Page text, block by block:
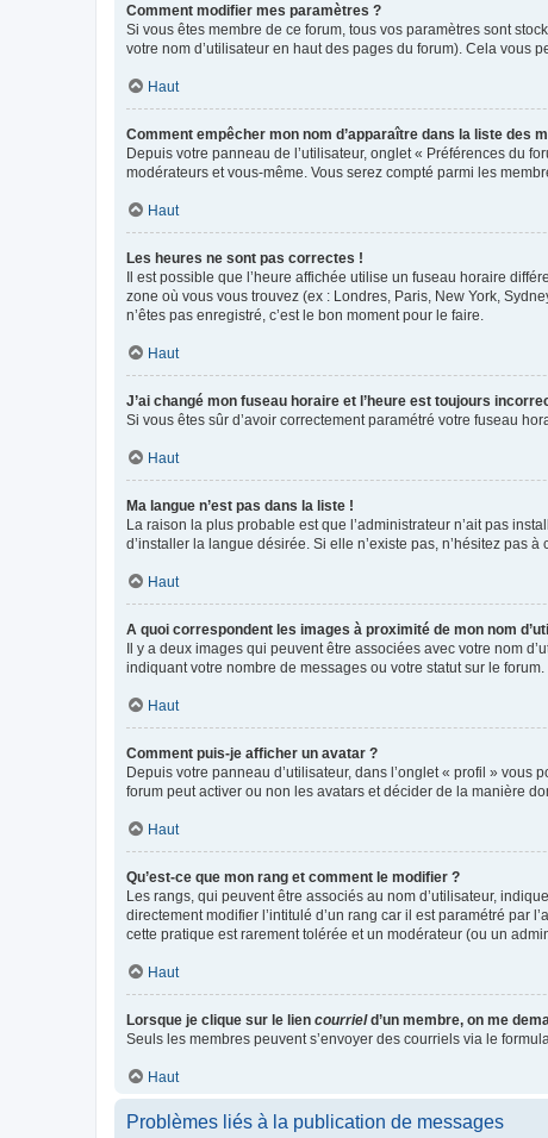
Comment modifier mes paramètres ?
Si vous êtes membre de ce forum, tous vos paramètres sont
votre nom d’utilisateur en haut des pages du forum). Cela vous
Haut
Comment empêcher mon nom d’apparaître dans la liste des
Depuis votre panneau de l’utilisateur, onglet « Préférences du
modérateurs et vous-même. Vous serez compté parmi les
Haut
Les heures ne sont pas correctes !
Il est possible que l’heure affichée utilise un fuseau horaire
zone où vous vous trouvez (ex : Londres, Paris, New York,
n’êtes pas enregistré, c’est le bon moment pour le faire.
Haut
J’ai changé mon fuseau horaire et l’heure est toujours
Si vous êtes sûr d’avoir correctement paramétré votre fuseau
Haut
Ma langue n’est pas dans la liste !
La raison la plus probable est que l’administrateur n’ait pas
d’installer la langue désirée. Si elle n’existe pas, n’hésitez pas
Haut
A quoi correspondent les images à proximité de mon nom
Il y a deux images qui peuvent être associées avec votre nom
indiquant votre nombre de messages ou votre statut sur le
Haut
Comment puis-je afficher un avatar ?
Depuis votre panneau d’utilisateur, dans l’onglet « profil » vous
forum peut activer ou non les avatars et décider de la manière
Haut
Qu’est-ce que mon rang et comment le modifier ?
Les rangs, qui peuvent être associés au nom d’utilisateur,
directement modifier l’intitulé d’un rang car il est paramétré par
cette pratique est rarement tolérée et un modérateur (ou un
Haut
Lorsque je clique sur le lien courrield’un membre, on me
Seuls les membres peuvent s’envoyer des courriels via le
Haut
Problèmes liés à la publication de messages